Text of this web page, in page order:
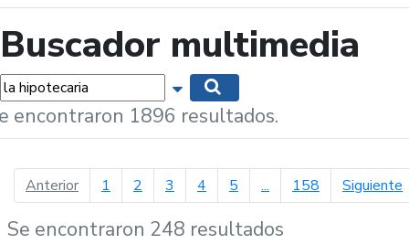
Buscador multimedia
Mostrar opciones de búsqueda
encontraron 1896 resultados.
Anteriorpágina anterior
1 2 3 4 5 ... 158 Siguiente
Se encontraron 248 resultados